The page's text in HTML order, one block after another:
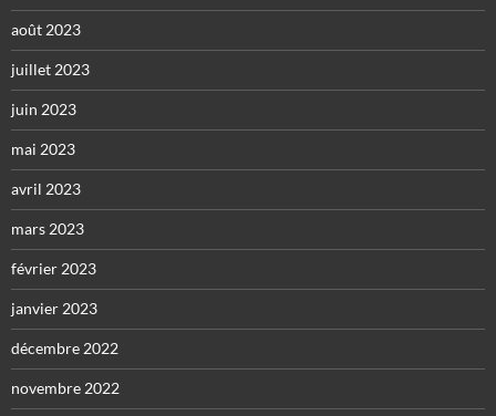
août 2023
juillet 2023
juin 2023
mai 2023
avril 2023
mars 2023
février 2023
janvier 2023
décembre 2022
novembre 2022